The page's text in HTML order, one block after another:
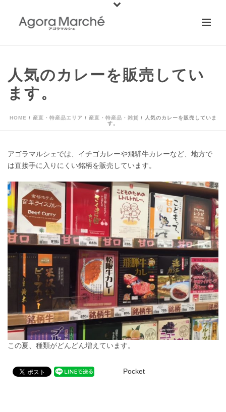
人気のカレーを販売してい
ます。
HOME / 産直・特産品エリア / 産直・特産品・雑貨 / 人気のカレーを販売していま
す。
アゴラマルシェでは、イチゴカレーや飛騨牛カレーなど、地方で
は直接手に入りにくい銘柄を販売しています。
この夏、種類がどんどん増えています。
Pocket